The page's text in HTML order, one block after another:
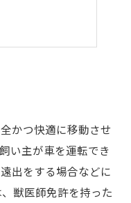
かつ快適に移動させ
い主が車を運転でき
出をする場合などに
獣医師免許を持った